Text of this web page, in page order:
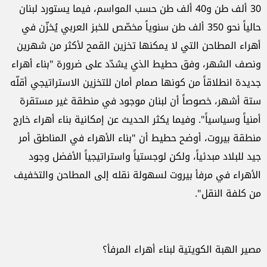
30 ألف طن و40 ألف طن حسب المواسم، فيما يستورد لبنان
حالياً نحو 350 ألف طن سنوياً مخصّص للخبز العربي يُخزّن في
أهراء المطاحن التي لا يمكنها تخزين القمح لأكثر من شهرين
ونصف الشهر، وفق حطيط الذي يشدّد على ضرورة "بناء أهراء
جديدة انطلاقاً من كونها صمام أمان للتخزين الاستراتيجي أقلّه
ستة أشهر، خصوصاً أن لبنان موجود في منطقة غير مستقرة
أمنياً وسياسياً". وفيما يكثر الحديث عن إمكانية بناء أهراء خارج
منطقة بيروت، أوضح حطيط أن "بناء الأهراء في المناطق أمر
جيد للبلاد مبدئياً، ولكن لوجستياً واستراتيجياً الأفضل وجود
الأهراء في مرفأ بيروت لسهولة نقله إلى المطاحن والتخفيف
من كلفة النقل".
مصير الهبة الكويتية لبناء أهراء المرفأ؟